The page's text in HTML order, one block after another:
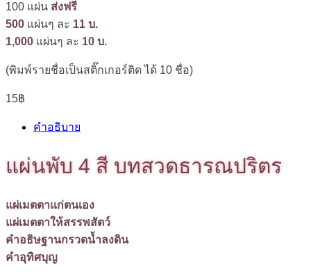
100 แผ่น ส่งฟรี
500 แผ่นๆ ละ 11 บ.
1,000 แผ่นๆ ละ 10 บ.
(พิมพ์รายชื่อเป็นสติ๊กเกอร์ติด ได้ 10 ชื่อ)
15฿
คำอธิบาย
แผ่นพับ 4 สี บทสวดธารณปริตร
แผ่เมตตาแก่ตนเอง
แผ่เมตตาให้สรรพสัตว์
คำอธิษฐานกรวดน้ำลงดิน
คำอุทิศบุญ